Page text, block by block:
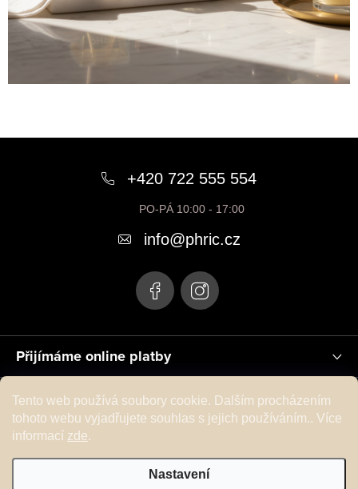
Tento web používá soubory cookie. Dalším procházením
tohoto webu vyjadřujete souhlas s jejich používáním.. Více
informací zde.
Nastavení
Přijímáme online platby
INFORMACE PRO VÁS
+420 722 555 554
PO-PÁ 10:00 - 17:00
info@phric.cz
Instagram